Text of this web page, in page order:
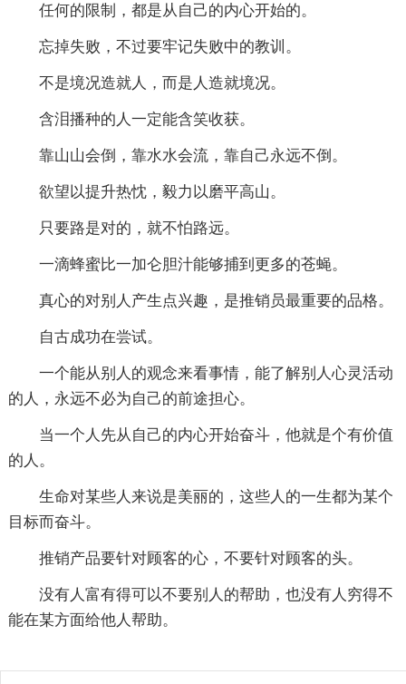
任何的限制，都是从自己的内心开始的。
忘掉失败，不过要牢记失败中的教训。
不是境况造就人，而是人造就境况。
含泪播种的人一定能含笑收获。
靠山山会倒，靠水水会流，靠自己永远不倒。
欲望以提升热忱，毅力以磨平高山。
只要路是对的，就不怕路远。
一滴蜂蜜比一加仑胆汁能够捕到更多的苍蝇。
真心的对别人产生点兴趣，是推销员最重要的品格。
自古成功在尝试。
一个能从别人的观念来看事情，能了解别人心灵活动
的人，永远不必为自己的前途担心。
当一个人先从自己的内心开始奋斗，他就是个有价值
的人。
生命对某些人来说是美丽的，这些人的一生都为某个
目标而奋斗。
推销产品要针对顾客的心，不要针对顾客的头。
没有人富有得可以不要别人的帮助，也没有人穷得不
能在某方面给他人帮助。